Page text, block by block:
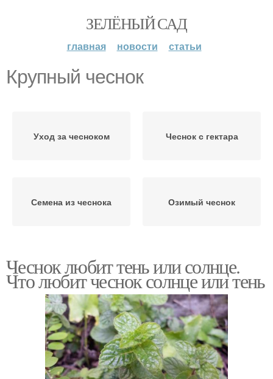
ЗЕЛЁНЫЙ САД
главная новости статьи
Крупный чеснок
Уход за чесноком Чеснок с гектара
Семена из чеснока Озимый чеснок
Чеснок любит тень или солнце.
Что любит чеснок солнце или тень